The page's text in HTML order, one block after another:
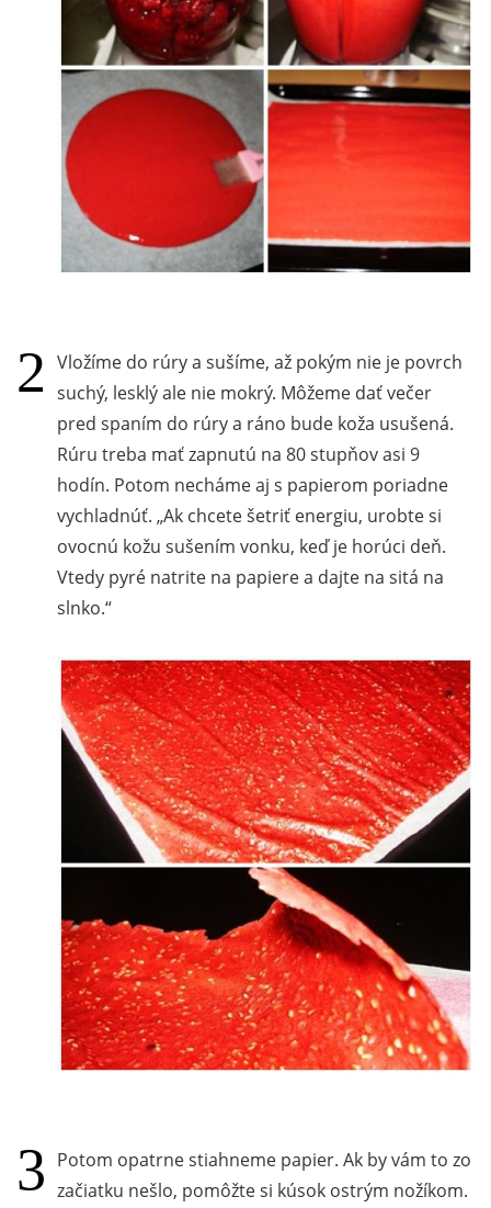
Vložíme do rúry a sušíme, až pokým nie je povrch
suchý, lesklý ale nie mokrý. Môžeme dať večer
pred spaním do rúry a ráno bude koža usušená.
Rúru treba mať zapnutú na 80 stupňov asi 9
hodín. Potom necháme aj s papierom poriadne
vychladnúť. Ak chcete šetriť energiu, urobte si
ovocnú kožu sušením vonku, keď je horúci deň.
Vtedy pyré natrite na papiere a dajte na sitá na
slnko.
Potom opatrne stiahneme papier. Ak by vám to zo
začiatku nešlo, pomôžte si kúsok ostrým nožíkom.